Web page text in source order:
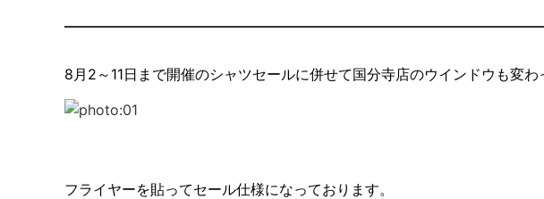
8月2～11日まで開催のシャツセールに併せて国分寺店のウインドウも変わ
フライヤーを貼ってセール仕様になっております。